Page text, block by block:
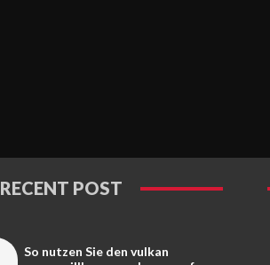
RECENT POST
So nutzen Sie den vulkan